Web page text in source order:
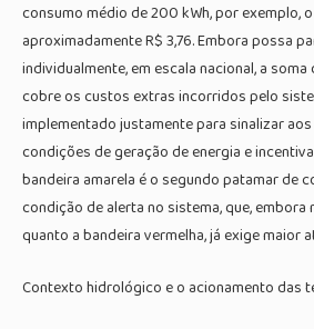
consumo médio de 200 kWh, por exemplo,
aproximadamente R$ 3,76. Embora possa
individualmente, em escala nacional, a
cobre os custos extras incorridos pelo
implementado justamente para sinalizar
condições de geração de energia e
bandeira amarela é o segundo patamar de
condição de alerta no sistema, que, embora
quanto a bandeira vermelha, já exige maior
Contexto hidrológico e o acionamento das